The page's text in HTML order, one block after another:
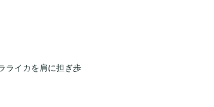
ライカを肩に担ぎ歩